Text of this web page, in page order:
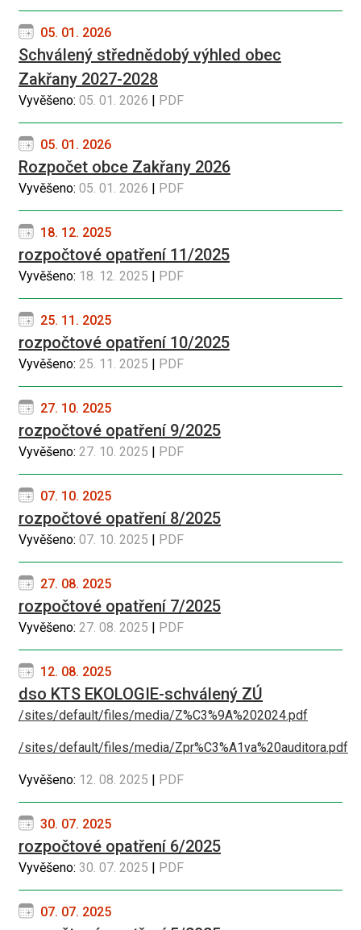
05. 01. 2026
Schválený střednědobý výhled obec
Zakřany 2027-2028
Vyvěšeno: 05. 01. 2026 | PDF
05. 01. 2026
Rozpočet obce Zakřany 2026
Vyvěšeno: 05. 01. 2026 | PDF
18. 12. 2025
rozpočtové opatření 11/2025
Vyvěšeno: 18. 12. 2025 | PDF
25. 11. 2025
rozpočtové opatření 10/2025
Vyvěšeno: 25. 11. 2025 | PDF
27. 10. 2025
rozpočtové opatření 9/2025
Vyvěšeno: 27. 10. 2025 | PDF
07. 10. 2025
rozpočtové opatření 8/2025
Vyvěšeno: 07. 10. 2025 | PDF
27. 08. 2025
rozpočtové opatření 7/2025
Vyvěšeno: 27. 08. 2025 | PDF
12. 08. 2025
dso KTS EKOLOGIE-schválený ZÚ
/sites/default/files/media/Z%C3%9A%202024.pdf
/sites/default/files/media/Zpr%C3%A1va%20auditora.pdf
Vyvěšeno: 12. 08. 2025 | PDF
30. 07. 2025
rozpočtové opatření 6/2025
Vyvěšeno: 30. 07. 2025 | PDF
07. 07. 2025